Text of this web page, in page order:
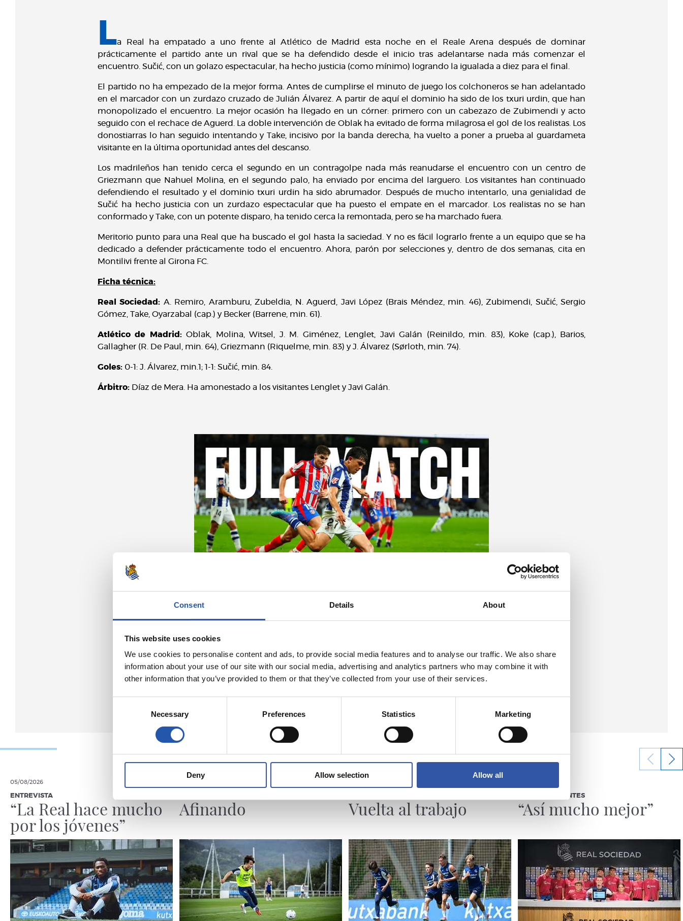
Consent Details About
This website uses cookies
We use cookies to personalise content and ads, to provide social media features and to analyse our traffic. We also share
information about your use of our site with our social media, advertising and analytics partners who may combine it with
other information that you’ve provided to them or that they’ve collected from your use of their services.
Necessary Preferences Statistics Marketing
Deny Allow selection Allow all
La Real ha empatado a uno frente al Atlético de Madrid esta noche en el Reale Arena después de dominar
prácticamente el partido ante un rival que se ha defendido desde el inicio tras adelantarse nada más comenzar el
encuentro. Sučić, con un golazo espectacular, ha hecho justicia (como mínimo) logrando la igualada a diez para el final.
El partido no ha empezado de la mejor forma. Antes de cumplirse el minuto de juego los colchoneros se han adelantado
en el marcador con un zurdazo cruzado de Julián Álvarez. A partir de aquí el dominio ha sido de los txuri urdin, que han
monopolizado el encuentro. La mejor ocasión ha llegado en un córner: primero con un cabezazo de Zubimendi y acto
seguido con el rechace de Aguerd. La doble intervención de Oblak ha evitado de forma milagrosa el gol de los realistas. Los
donostiarras lo han seguido intentando y Take, incisivo por la banda derecha, ha vuelto a poner a prueba al guardameta
visitante en la última oportunidad antes del descanso.
Los madrileños han tenido cerca el segundo en un contragolpe nada más reanudarse el encuentro con un centro de
Griezmann que Nahuel Molina, en el segundo palo, ha enviado por encima del larguero. Los visitantes han continuado
defendiendo el resultado y el dominio txuri urdin ha sido abrumador. Después de mucho intentarlo, una genialidad de
Sučić ha hecho justicia con un zurdazo espectacular que ha puesto el empate en el marcador. Los realistas no se han
conformado y Take, con un potente disparo, ha tenido cerca la remontada, pero se ha marchado fuera.
Meritorio punto para una Real que ha buscado el gol hasta la saciedad. Y no es fácil lograrlo frente a un equipo que se ha
dedicado a defender prácticamente todo el encuentro. Ahora, parón por selecciones y, dentro de dos semanas, cita en
Montilivi frente al Girona FC.
Ficha técnica:
Real Sociedad: A. Remiro, Aramburu, Zubeldia, N. Aguerd, Javi López (Brais Méndez, min. 46), Zubimendi, Sučić, Sergio
Gómez, Take, Oyarzabal (cap.) y Becker (Barrene, min. 61).
Atlético de Madrid:Oblak, Molina, Witsel, J. M. Giménez, Lenglet, Javi Galán (Reinildo, min. 83), Koke (cap.), Barios,
Gallagher (R. De Paul, min. 64), Griezmann (Riquelme, min. 83) y J. Álvarez (Sørloth, min. 74).
Goles: 0-1: J. Álvarez, min.1; 1-1: Sučić, min. 84.
Árbitro: Díaz de Mera. Ha amonestado a los visitantes Lenglet y Javi Galán.
05/08/2026
ENTREVISTA
“La Real hace mucho
por los jóvenes”
Afinando Vuelta al trabajo
BEÑAT TURRIENTES
“Así mucho mejor”